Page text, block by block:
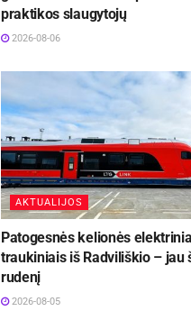
praktikos slaugytojų
2026-08-06
AKTUALIJOS
Patogesnės kelionės
traukiniais iš Radviliškio – jau
rudenį
2026-08-05